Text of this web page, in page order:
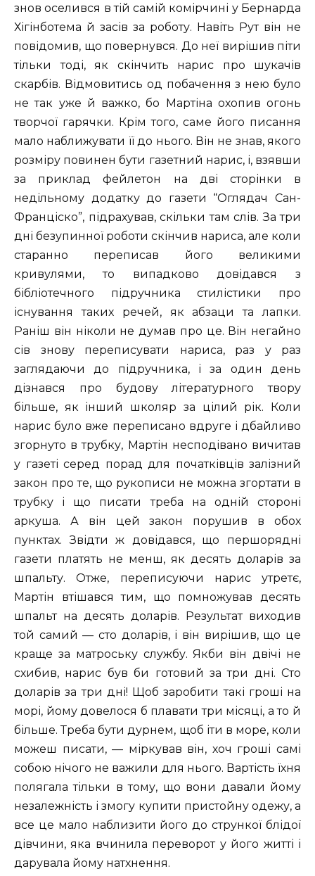
знов оселився в тій самій комірчині у Бернарда
Хігінботема й засів за роботу. Навіть Рут він не
повідомив, що повернувся. До неї вирішив піти
тільки тоді, як скінчить нарис про шукачів
скарбів. Відмовитись од побачення з нею було
не так уже й важко, бо Мартіна охопив огонь
творчої гарячки. Крім того, саме його писання
мало наближувати її до нього. Він не знав, якого
розміру повинен бути газетний нарис, і, взявши
за приклад фейлетон на дві сторінки в
недільному додатку до газети “Оглядач Сан-
Франціско”, підрахував, скільки там слів. За три
дні безупинної роботи скінчив нариса, але коли
старанно переписав його великими
кривулями, то випадково довідався з
бібліотечного підручника стилістики про
існування таких речей, як абзаци та лапки.
Раніш він ніколи не думав про це. Він негайно
сів знову переписувати нариса, раз у раз
заглядаючи до підручника, і за один день
дізнався про будову літературного твору
більше, як інший школяр за цілий рік. Коли
нарис було вже переписано вдруге і дбайливо
згорнуто в трубку, Мартін несподівано вичитав
у газеті серед порад для початківців залізний
закон про те, що рукописи не можна згортати в
трубку і що писати треба на одній стороні
аркуша. А він цей закон порушив в обох
пунктах. Звідти ж довідався, що першорядні
газети платять не менш, як десять доларів за
шпальту. Отже, переписуючи нарис утретє,
Мартін втішався тим, що помножував десять
шпальт на десять доларів. Результат виходив
той самий — сто доларів, і він вирішив, що це
краще за матроську службу. Якби він двічі не
схибив, нарис був би готовий за три дні. Сто
доларів за три дні! Щоб заробити такі гроші на
морі, йому довелося б плавати три місяці, а то й
більше. Треба бути дурнем, щоб іти в море, коли
можеш писати, — міркував він, хоч гроші самі
собою нічого не важили для нього. Вартість їхня
полягала тільки в тому, що вони давали йому
незалежність і змогу купити пристойну одежу, а
все це мало наблизити його до стрункої блідої
дівчини, яка вчинила переворот у його житті і
дарувала йому натхнення.